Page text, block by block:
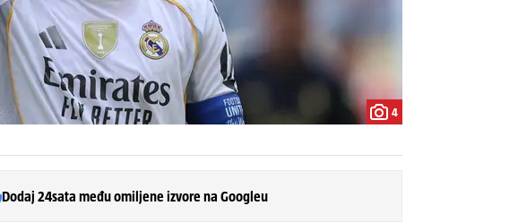
4
Dodaj 24sata među omiljene izvore na Googleu